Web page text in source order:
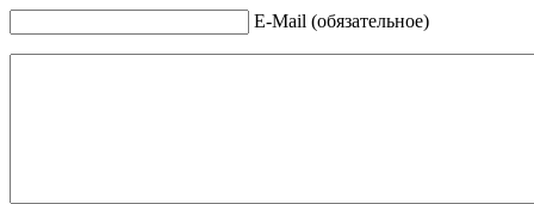
E-Mail (обязательное)